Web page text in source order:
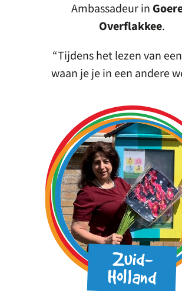
Ambassadeur in
Overflakkee.
Tijdens het lezen van
waan je je in een andere
Zuid-
Holland